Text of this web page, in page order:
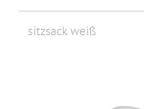
sitzsack weiß